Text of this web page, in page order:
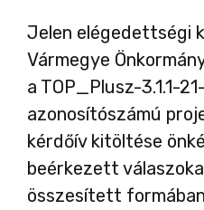
Oldal
1
Jelen elégedettségi
Vármegye
a TOP_Plusz-3.1.1-
azonosítószámú
kérdőív kitöltése
beérkezett
összesített